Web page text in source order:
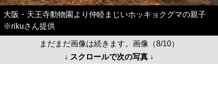
大阪・天王寺動物園より仲睦まじいホッキョクグマの親子
※rikuさん提供
まだまだ画像は続きます。画像（8/10）
↓ スクロールで次の写真 ↓